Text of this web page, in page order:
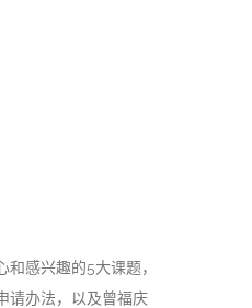
感兴趣的5大课题，
请办法，以及曾福庆